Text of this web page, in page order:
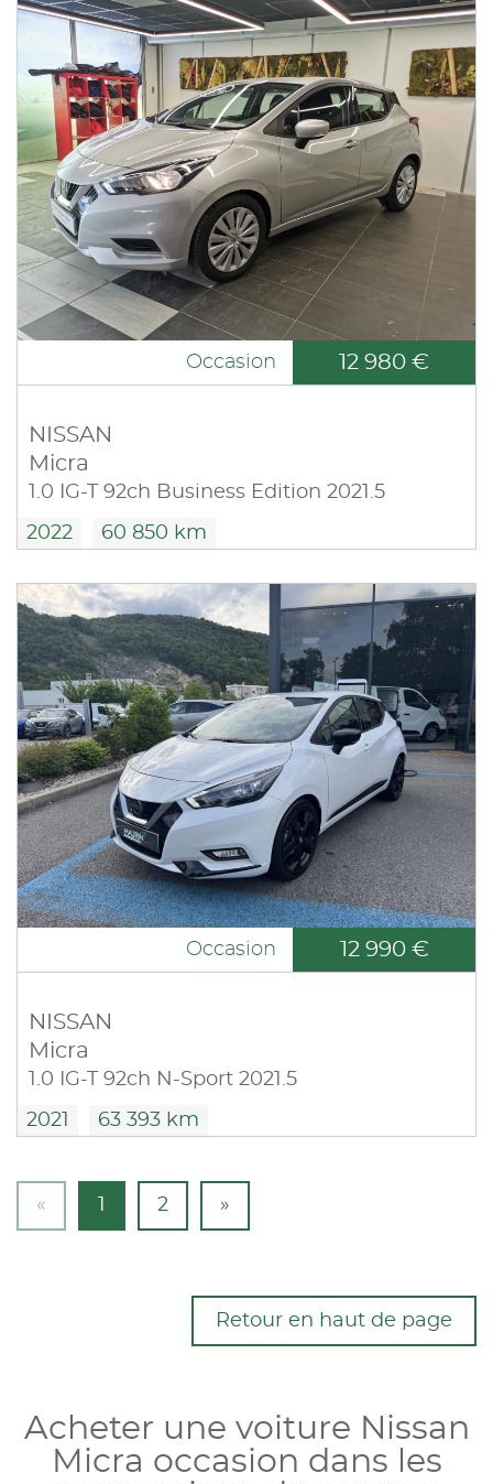
Occasion 12 980 €
NISSAN
Micra
1.0 IG-T 92ch Business Edition 2021.5
2022 60 850 km
Occasion 12 990 €
NISSAN
Micra
1.0 IG-T 92ch N-Sport 2021.5
2021 63 393 km
« 2 »
Retour en haut de page
Acheter une voiture Nissan
Micra occasion dans les